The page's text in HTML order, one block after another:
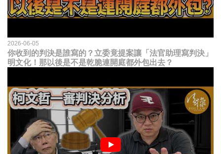
2026-06-05
你收到的判決是誰寫的？立委竟提案讓「法官助理寫判決」
明文化！那以後是不是乾脆連開庭都外包出去？